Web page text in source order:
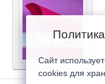
Сайт
cookies для